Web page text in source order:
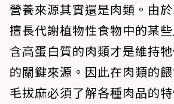
營養來源其實還是肉類。由
擅長代謝植物性食物中的某
含高蛋白質的肉類才是維持
的關鍵來源。因此在肉類的
毛拔麻必須了解各種肉品的